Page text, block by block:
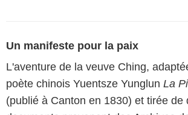
Un manifeste pour la paix
L'aventure de la veuve Ching,
poète chinois Yuentsze Yunglun La
(publié à Canton en 1830) et tirée de